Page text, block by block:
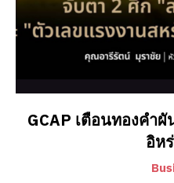
GCAP เตือนทองคำ
อิห